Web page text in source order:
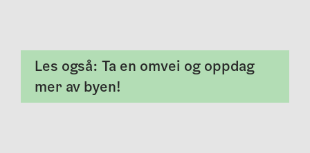
Les også: Ta en omvei og oppdag
mer av byen!